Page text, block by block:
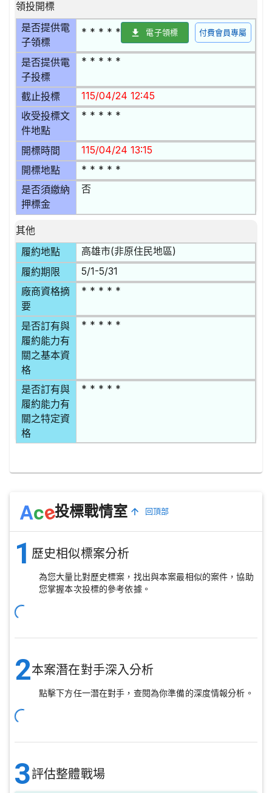
領投開標
是否提供電
子領標
* * * * * 電子領標 付費會員專屬
是否提供電
子投標
* * * * *
截止投標 115/04/24 12:45
收受投標文
件地點
* * * * *
開標時間 115/04/24 13:15
開標地點 * * * * *
是否須繳納
押標金
否
其他
履約地點
高雄市(非原住民地區)
履約期限 5/1-5/31
廠商資格摘
要
* * * * *
是否訂有與
履約能力有
關之基本資
格
* * * * *
是否訂有與
履約能力有
關之特定資
格
* * * * *
Ace投標戰情室 回頂部
1 歷史相似標案分析
為您大量比對歷史標案，找出與本案最相似的案件，協助
您掌握本次投標的參考依據。
2本案潛在對手深入分析
點擊下方任一潛在對手，查閱為你準備的深度情報分析。
3評估整體戰場